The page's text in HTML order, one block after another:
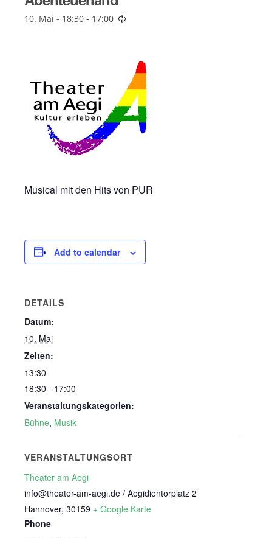
10. Mai - 18:30 - 17:00
Musical mit den Hits von PUR
Add to calendar
DETAILS
Datum:
10. Mai
Zeiten:
13:30
18:30 - 17:00
Veranstaltungskategorien:
Bühne, Musik
VERANSTALTUNGSORT
Theater am Aegi
info@theater-am-aegi.de / Aegidientorplatz 2
Hannover, 30159 + Google Karte
Phone